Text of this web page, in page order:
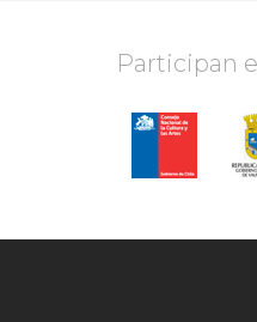
Participan